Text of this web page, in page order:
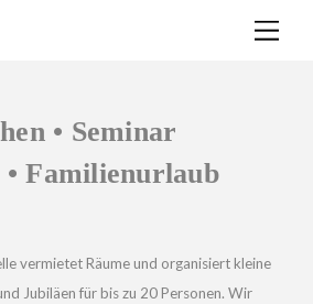
• Seminar
Familienurlaub
vermietet Räume und organisiert kleine
Jubiläen für bis zu 20 Personen. Wir